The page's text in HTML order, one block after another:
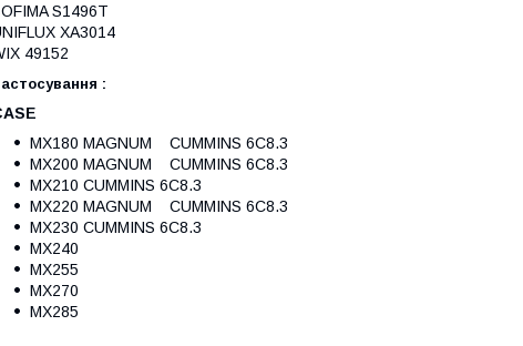
S1496T
XA3014
49152
:
MX180 MAGNUM CUMMINS 6C8.3
MX200 MAGNUM CUMMINS 6C8.3
MX210 CUMMINS 6C8.3
MX220 MAGNUM CUMMINS 6C8.3
MX230 CUMMINS 6C8.3
MX240
MX255
MX270
MX285